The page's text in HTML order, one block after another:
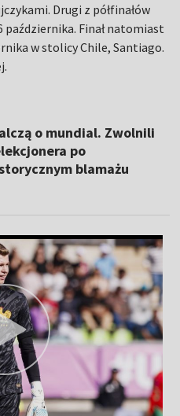
Drugi z półfinałów
października. Finał natomiast
w stolicy Chile, Santiago.
o mundial. Zwolnili
po
blamażu